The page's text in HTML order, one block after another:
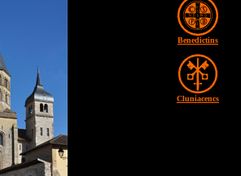
Benedictins
Cluniacencs